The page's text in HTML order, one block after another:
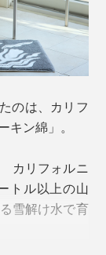
ぱくてみずみ
シャトル織
ャトル機が現
る速度は半分
る糸はわずか
なため、常に
のは、カリフ
ン綿」。
カリフォルニ
トル以上の山
雪解け水で育